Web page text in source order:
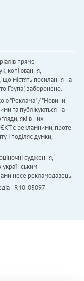
пряме
копіювання,
що містять посилання на
Група", заборонено.
"Реклама" / "Новини
та публікуються на
які в них
є рекламними, проте
і поділяє думки,
судження,
українським
несе рекламодавець.
- R40-05097